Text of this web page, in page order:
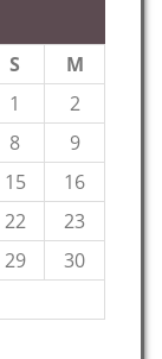
S
M
1
2
8
9
15
16
22
23
29
30